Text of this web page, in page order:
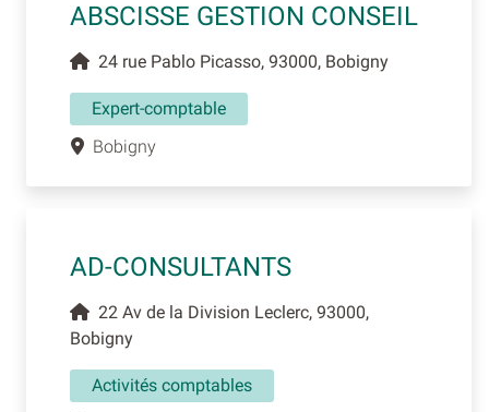
ABSCISSE GESTION CONSEIL
24 rue Pablo Picasso, 93000, Bobigny
Expert-comptable
Bobigny
AD-CONSULTANTS
22 Av de la Division Leclerc, 93000,
Bobigny
Activités comptables